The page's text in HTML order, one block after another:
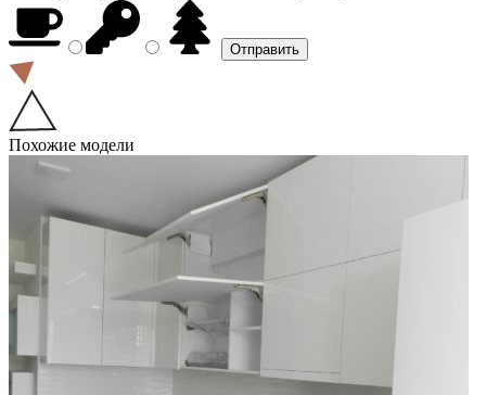
Похожие модели